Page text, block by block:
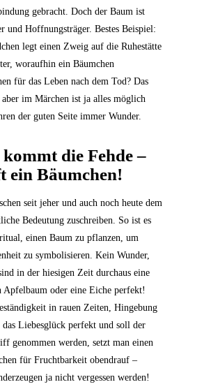
gebracht. Doch der Baum ist
und Hoffnungsträger. Bestes Beispiel:
legt einen Zweig auf die Ruhestätte
woraufhin ein Bäumchen
für das Leben nach dem Tod? Das
im Märchen ist ja alles möglich
der guten Seite immer Wunder.
die Fehde –
ein Bäumchen!
seit jeher und auch noch heute dem
Bedeutung zuschreiben. So ist es
einen Baum zu pflanzen, um
zu symbolisieren. Kein Wunder,
in der hiesigen Zeit durchaus eine
Apfelbaum oder eine Eiche perfekt!
in rauen Zeiten, Hingebung
Liebesglück perfekt und soll der
genommen werden, setzt man einen
für Fruchtbarkeit obendrauf –
ja nicht vergessen werden!